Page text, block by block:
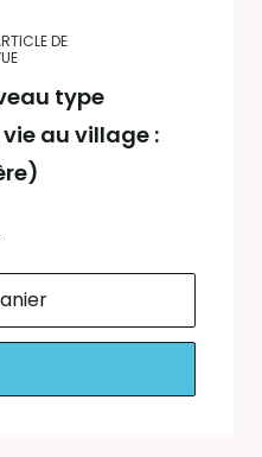
DE
type
au village :